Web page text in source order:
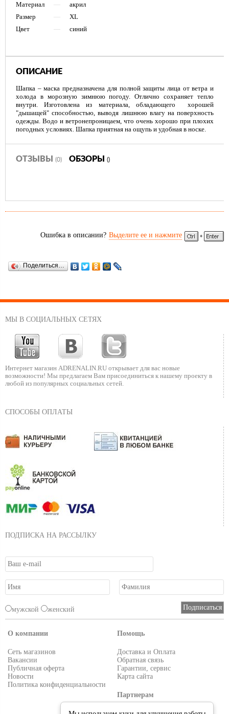
Материал
—
акрил
Размер
—
XL
Цвет
— синий
ОПИСАНИЕ
Шапка – маска предназначена для полной защиты лица от ветра и
холода в морозную зимнюю погоду. Отлично сохраняет тепло
внутри. Изготовлена из материала, обладающего хорошей
"дышащей" способностью, выводя лишнюю влагу на поверхность
одежды. Водо и ветронепроницаем, что очень хорошо при плохих
погодных условиях. Шапка приятная на ощупь и удобная в носке.
ОТЗЫВЫ (0) ОБЗОРЫ ()
Ошибка в описании? Выделите ее и нажмите
Поделиться…
МЫ В СОЦИАЛЬНЫХ СЕТЯХ
Интернет магазин ADRENALIN.RU открывает для вас новые
возможности! Мы предлагаем Вам присоединиться к нашему проекту в
любой из популярных социальных сетей.
СПОСОБЫ ОПЛАТЫ
ПОДПИСКА НА РАССЫЛКУ
мужской женский
О компании
Сеть магазинов
Вакансии
Публичная оферта
Новости
Политика конфиденциальности
Помощь
Доставка и Оплата
Обратная связь
Гарантии, сервис
Карта сайта
Партнерам